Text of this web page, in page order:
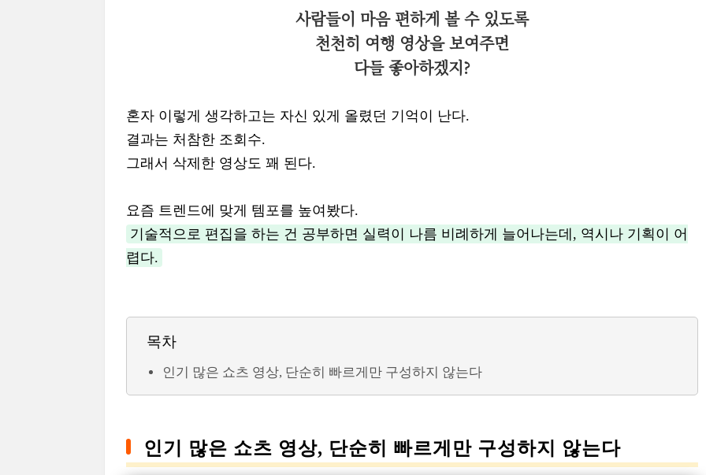
사람들이 마음 편하게 볼 수 있도록
천천히 여행 영상을 보여주면
다들 좋아하겠지?
혼자 이렇게 생각하고는 자신 있게 올렸던 기억이 난다.
결과는 처참한 조회수.
그래서 삭제한 영상도 꽤 된다.
요즘 트렌드에 맞게 템포를 높여봤다.
기술적으로 편집을 하는 건 공부하면 실력이 나름 비례하게 늘어나는데, 역시나 기획이 어
렵다.
목차
인기 많은 쇼츠 영상, 단순히 빠르게만 구성하지 않는다
인기 많은 쇼츠 영상, 단순히 빠르게만 구성하지 않는다